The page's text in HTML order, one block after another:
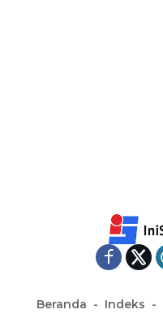
Beranda Indeks